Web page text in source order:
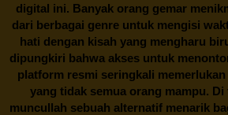
digital ini. Banyak orang gemar
dari berbagai genre untuk mengisi
hati dengan kisah yang mengharu
dipungkiri bahwa akses untuk
platform resmi seringkali
yang tidak semua orang mampu.
muncullah sebuah alternatif menarik